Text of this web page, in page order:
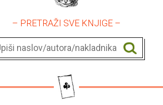
– PRETRAŽI SVE KNJIGE –